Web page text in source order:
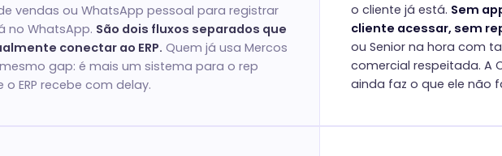
vendas ou WhatsApp pessoal para registrar
no WhatsApp. São dois fluxos separados que
conectar ao ERP. Quem já usa Mercos
gap: é mais um sistema para o rep
ERP recebe com delay.
o cliente já está. Sem
cliente acessar, sem
ou Senior na hora com
comercial respeitada. A
ainda faz o que ele não